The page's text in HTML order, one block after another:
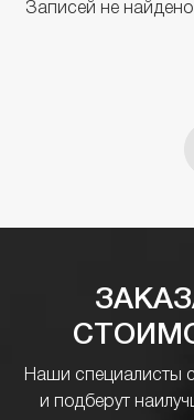
Записей не
Наши специалисты
и подберут